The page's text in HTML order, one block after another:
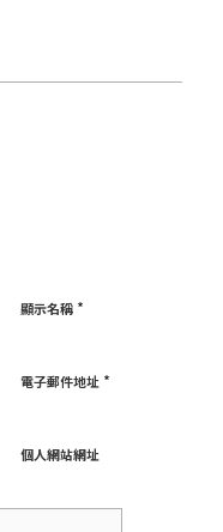
顯示名稱 *
電子郵件地址 *
個人網站網址